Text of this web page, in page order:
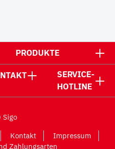
PRODUKTE
SERVICE-
HOTLINE
Kontakt
Impressum
Zahlungsarten